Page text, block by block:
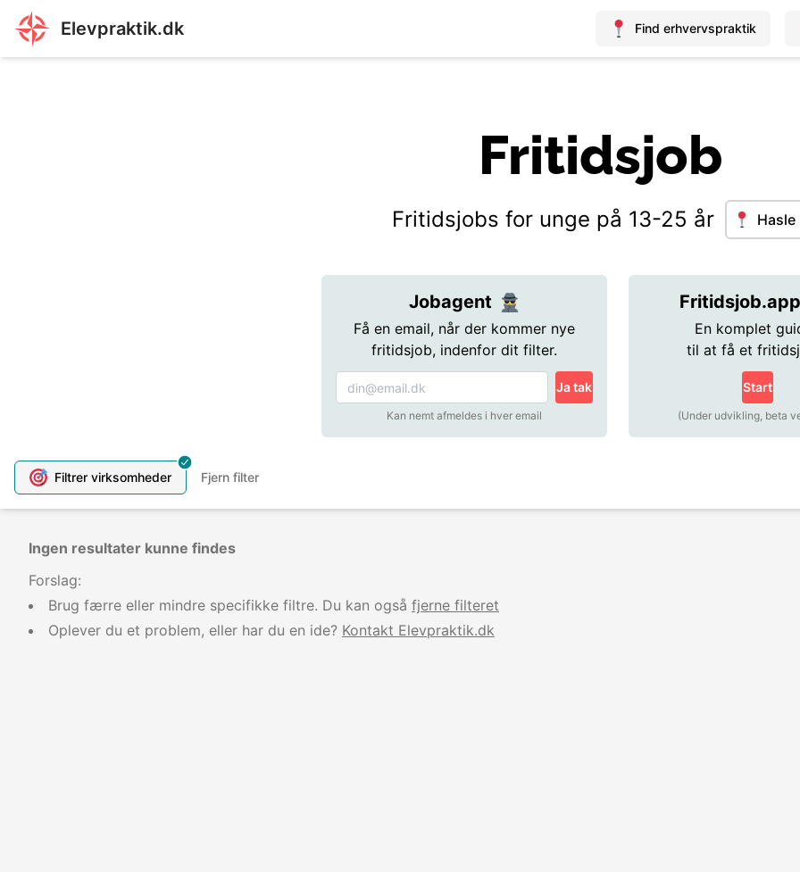
Elevpraktik.dk Find erhvervspraktik
Fritidsjob
Fritidsjobs for unge på 13-25 år Hasle
Jobagent
Få en email, når der kommer nye
fritidsjob, indenfor dit filter.
Ja tak
Kan nemt afmeldes i hver email
Fritidsjob.app
En komplet
til at få et
Start
(Under udvikling, beta
Filtrer virksomheder Fjern filter
Ingen resultater kunne findes
Forslag:
Brug færre eller mindre specifikke filtre. Du kan også fjerne filteret
Oplever du et problem, eller har du en ide? Kontakt Elevpraktik.dk